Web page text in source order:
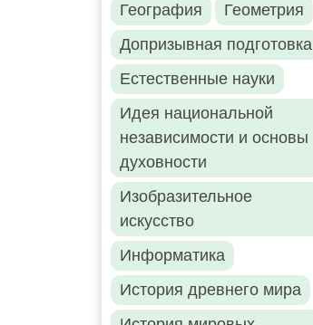
География
Геометрия
Допризывная подготовка
Естественные науки
Идея национальной
независимости и основы
духовности
Изобразительное
искусство
Информатика
История древнего мира